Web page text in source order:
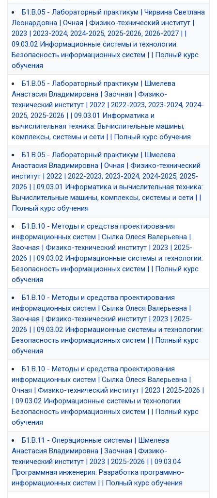
Б1.В.05 - Лабораторный практикум | Чирвина Светлана
Леонардовна | Очная | Физико-технический институт |
2023 | 2023-2024, 2024-2025, 2025-2026, 2026-2027 | |
09.03.02 Информационные системы и технологии:
Безопасность информационных систем | | Полный курс
обучения
Б1.В.05 - Лабораторный практикум | Шмелева
Анастасия Владимировна | Заочная | Физико-
технический институт | 2022 | 2022-2023, 2023-2024, 2024-
2025, 2025-2026 | | 09.03.01 Информатика и
вычислительная техника: Вычислительные машины,
комплексы, системы и сети | | Полный курс обучения
Б1.В.05 - Лабораторный практикум | Шмелева
Анастасия Владимировна | Очная | Физико-технический
институт | 2022 | 2022-2023, 2023-2024, 2024-2025, 2025-
2026 | | 09.03.01 Информатика и вычислительная техника:
Вычислительные машины, комплексы, системы и сети | |
Полный курс обучения
Б1.В.10 - Методы и средства проектирования
информационных систем | Сылка Олеся Валерьевна |
Заочная | Физико-технический институт | 2023 | 2025-
2026 | | 09.03.02 Информационные системы и технологии:
Безопасность информационных систем | | Полный курс
обучения
Б1.В.10 - Методы и средства проектирования
информационных систем | Сылка Олеся Валерьевна |
Заочная | Физико-технический институт | 2023 | 2025-
2026 | | 09.03.02 Информационные системы и технологии:
Безопасность информационных систем | | Полный курс
обучения
Б1.В.10 - Методы и средства проектирования
информационных систем | Сылка Олеся Валерьевна |
Очная | Физико-технический институт | 2023 | 2025-2026 |
| 09.03.02 Информационные системы и технологии:
Безопасность информационных систем | | Полный курс
обучения
Б1.В.11 - Операционные системы | Шмелева
Анастасия Владимировна | Заочная | Физико-
технический институт | 2023 | 2025-2026 | | 09.03.04
Программная инженерия: Разработка программно-
информационных систем | | Полный курс обучения